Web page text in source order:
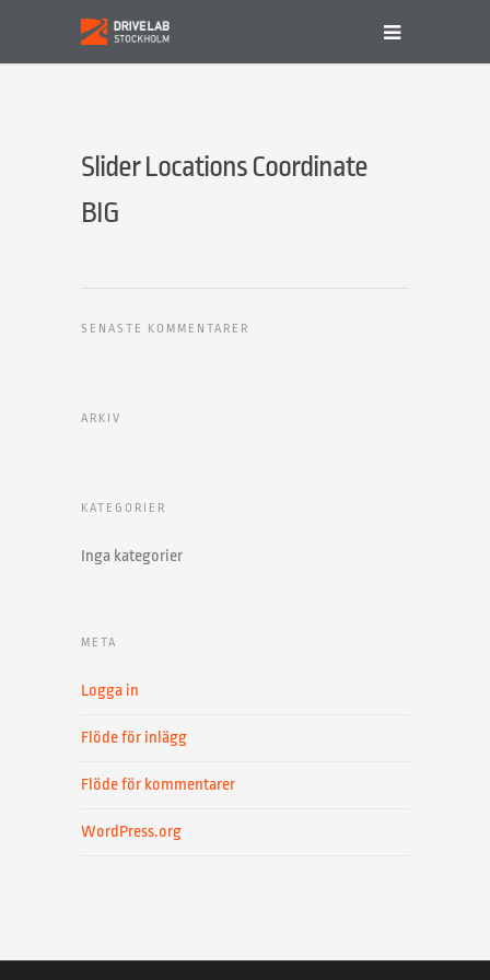
Slider Locations Coordinate
BIG
SENASTE KOMMENTARER
ARKIV
KATEGORIER
Inga kategorier
META
Logga in
Flöde för inlägg
Flöde för kommentarer
WordPress.org